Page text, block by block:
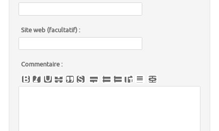
Site web (facultatif) :
Commentaire :